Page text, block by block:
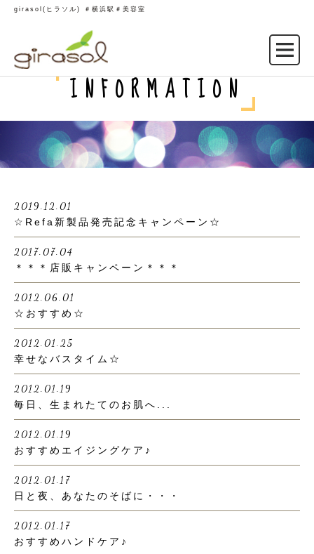
girasol(ヒラソル) ＃横浜駅＃美容室
INFORMATION
2019.12.01
☆Refa新製品発売記念キャンペーン☆
2017.07.04
＊＊＊店販キャンペーン＊＊＊
2012.06.01
☆おすすめ☆
2012.01.25
幸せなバスタイム☆
2012.01.19
毎日、生まれたてのお肌へ...
2012.01.19
おすすめエイジングケア♪
2012.01.17
日と夜、あなたのそばに・・・
2012.01.17
おすすめハンドケア♪